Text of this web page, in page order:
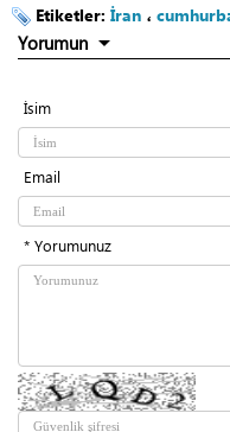
Etiketler: İran ،
Yorumun
İsim
Email
* Yorumunuz